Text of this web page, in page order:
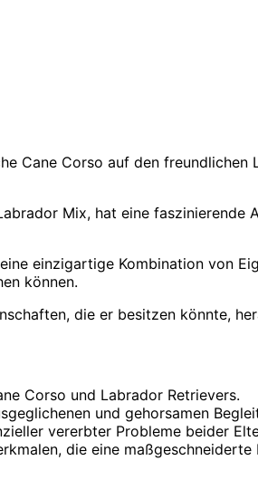
Cane Corso auf den freundlichen
Mix, hat eine faszinierende
einzigartige Kombination von
können.
die er besitzen könnte,
Corso und Labrador Retrievers.
und gehorsamen
vererbter Probleme beider
die eine maßgeschneiderte